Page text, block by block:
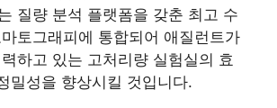
질량 분석 플랫폼을 갖춘 최고 수
토그래피에 통합되어 애질런트가
하고 있는 고처리량 실험실의 효
밀성을 향상시킬 것입니다.